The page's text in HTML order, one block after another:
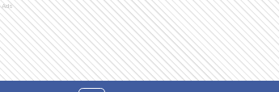
Ads